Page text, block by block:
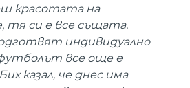
красотата на
тя си е все същата.
индивидуално
все още е
казал, че днес има